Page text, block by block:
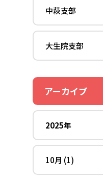
中萩支部
大生院支部
アーカイブ
2025年
10月 (1)